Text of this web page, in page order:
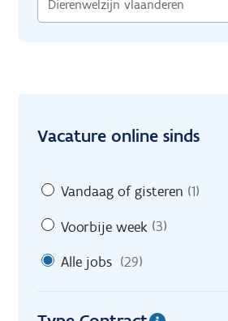
Vacature online sinds
Vandaag of gisteren (1)
Voorbije week (3)
Alle jobs (29)